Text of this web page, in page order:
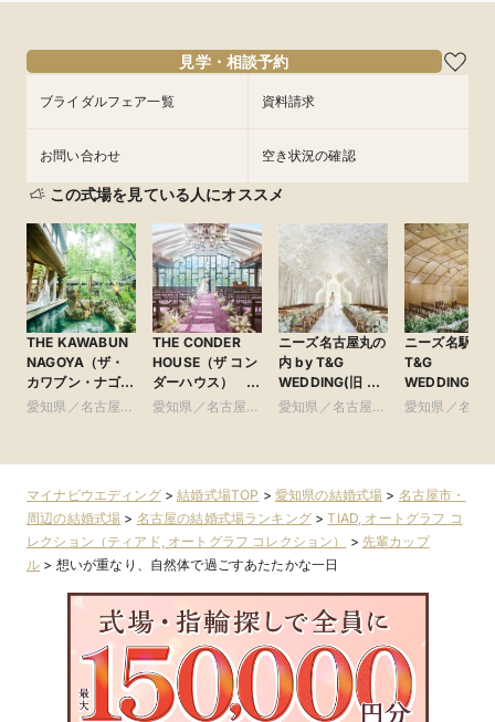
見学・相談予約
ブライダルフェア一覧 資料請求
お問い合わせ 空き状況の確認
この式場を見ている人にオススメ
THE KAWABUN
NAGOYA（ザ・
カワブン・ナゴ
ヤ） ●Plan・
愛知県／名古屋
THE CONDER
HOUSE（ザ コン
ダーハウス）
●Plan・Do・See
愛知県／名古屋
ニーズ名古屋丸の
内 by T&G
WEDDING(旧 ト
リフォーリア
愛知県／名古屋
ニーズ名駅 by
T&G
WEDDING(旧
ンフィニート
愛知県／名古
マイナビウエディング>結婚式場TOP > 愛知県の結婚式場 > 名古屋市・
周辺の結婚式場 > 名古屋の結婚式場ランキング>TIAD, オートグラフ コ
レクション（ティアド, オートグラフ コレクション）
> 先輩カップ
ル > 想いが重なり、自然体で過ごすあたたかな一日